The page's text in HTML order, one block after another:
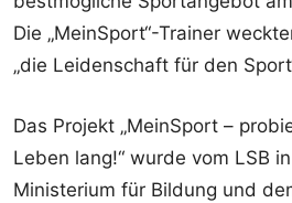
Die „MeinSport“-Trainer
„die Leidenschaft für den
Das Projekt „MeinSport –
Leben lang!“ wurde vom LSB
Ministerium für Bildung und